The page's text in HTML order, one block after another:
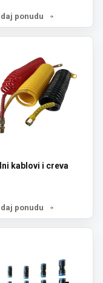
ponudu
kablovi i creva
ponudu